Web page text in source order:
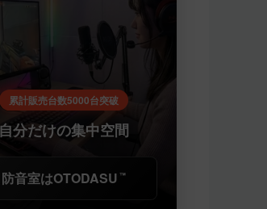
累計販売台数5000台突破
自分だけの集中空間
防音室はOTODASU ™